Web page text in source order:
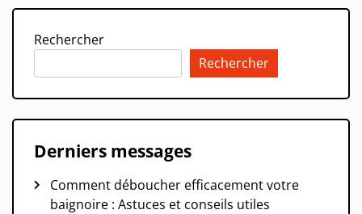
Rechercher
Rechercher
Derniers messages
Comment déboucher efficacement votre
baignoire : Astuces et conseils utiles